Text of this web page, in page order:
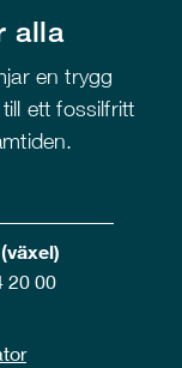
alla
en trygg
ett fossilfritt
20 00